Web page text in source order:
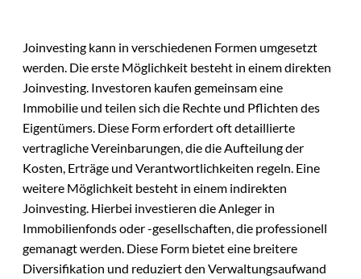
Joinvesting kann in verschiedenen Formen umgesetzt
werden. Die erste Möglichkeit besteht in einem direkten
Joinvesting. Investoren kaufen gemeinsam eine
Immobilie und teilen sich die Rechte und Pflichten des
Eigentümers. Diese Form erfordert oft detaillierte
vertragliche Vereinbarungen, die die Aufteilung der
Kosten, Erträge und Verantwortlichkeiten regeln. Eine
weitere Möglichkeit besteht in einem indirekten
Joinvesting. Hierbei investieren die Anleger in
Immobilienfonds oder -gesellschaften, die professionell
gemanagt werden. Diese Form bietet eine breitere
Diversifikation und reduziert den Verwaltungsaufwand